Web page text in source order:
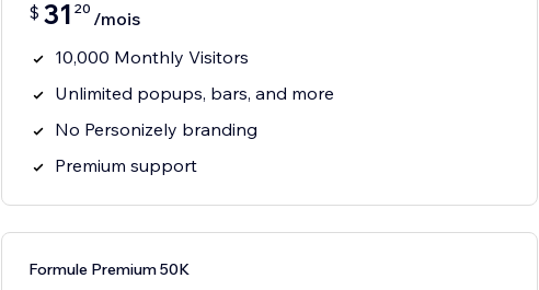
$ 31 20 /mois
10,000 Monthly Visitors
Unlimited popups, bars, and more
No Personizely branding
Premium support
Formule Premium 50K